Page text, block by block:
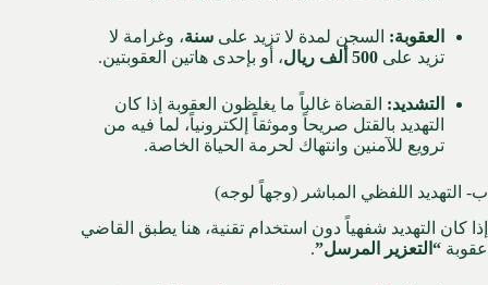
العقوبة: السجن لمدة لا تزيد على سنة، وغرامة لا
تزيد على 500 ألف ريال ، أو بإحدى هاتين العقوبتين.
التشديد: القضاة غالباً ما يغلظون العقوبة إذا كان
التهديد بالقتل صريحاً وموثقاً إلكترونياً، لما فيه من
ترويع للآمنين وانتهاك لحرمة الحياة الخاصة.
ب- التهديد اللفظي المباشر (وجهاً لوجه)
إذا كان التهديد شفهياً دون استخدام تقنية، هنا يطبق القاضي
عقوبة “التعزير المرسل”.